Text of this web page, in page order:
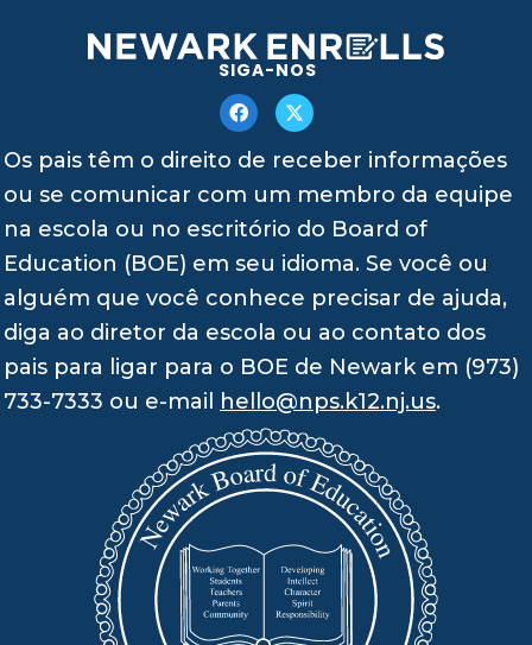
SIGA-NOS
Os pais têm o direito de receber informações
ou se comunicar com um membro da equipe
na escola ou no escritório do Board of
Education (BOE) em seu idioma. Se você ou
alguém que você conhece precisar de ajuda,
diga ao diretor da escola ou ao contato dos
pais para ligar para o BOE de Newark em (973)
733-7333 ou e-mail
hello@nps.k12.nj.us.